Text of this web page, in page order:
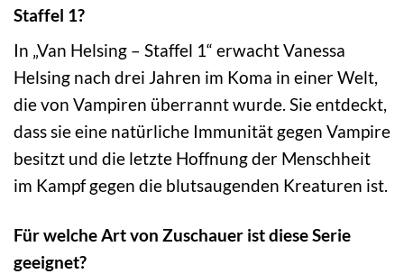
Staffel 1?
In „Van Helsing – Staffel 1“ erwacht Vanessa
Helsing nach drei Jahren im Koma in einer Welt,
die von Vampiren überrannt wurde. Sie entdeckt,
dass sie eine natürliche Immunität gegen Vampire
besitzt und die letzte Hoffnung der Menschheit
im Kampf gegen die blutsaugenden Kreaturen ist.
Für welche Art von Zuschauer ist diese Serie
geeignet?